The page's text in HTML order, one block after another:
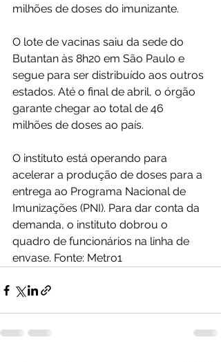
milhões de doses do imunizante.
O lote de vacinas saiu da sede do
Butantan às 8h20 em São Paulo e
segue para ser distribuído aos outros
estados. Até o final de abril, o órgão
garante chegar ao total de 46
milhões de doses ao país.
O instituto está operando para
acelerar a produção de doses para a
entrega ao Programa Nacional de
Imunizações (PNI). Para dar conta da
demanda, o instituto dobrou o
quadro de funcionários na linha de
envase. Fonte: Metro1